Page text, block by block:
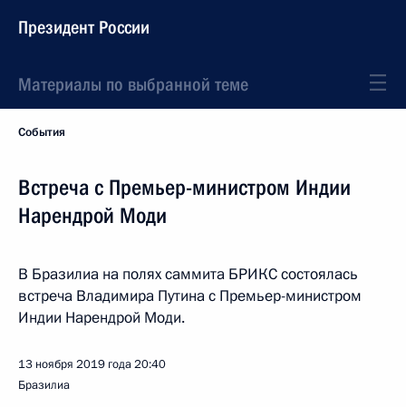
Президент России
Материалы по выбранной теме
События
Встреча с Премьер-министром Индии
Нарендрой Моди
В Бразилиа на полях саммита БРИКС состоялась
встреча Владимира Путина с Премьер-министром
Индии Нарендрой Моди.
13 ноября 2019 года20:40
Бразилиа